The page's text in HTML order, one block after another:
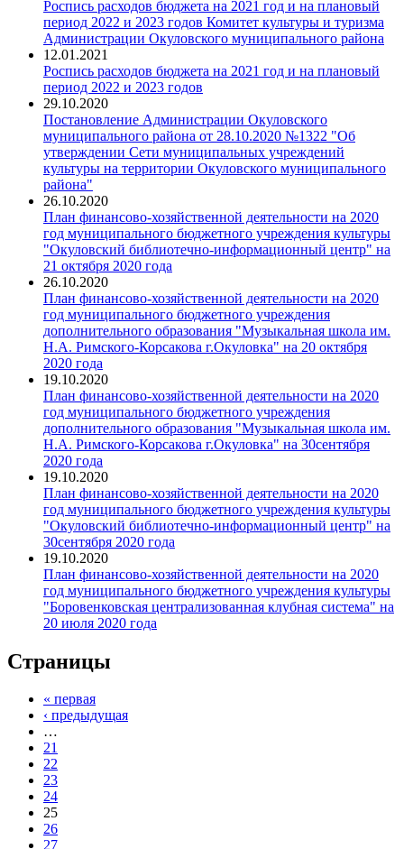
Роспись расходов бюджета на 2021 год и на плановый
период 2022 и 2023 годов Комитет культуры и туризма
Администрации Окуловского муниципального района
12.01.2021
Роспись расходов бюджета на 2021 год и на плановый
период 2022 и 2023 годов
29.10.2020
Постановление Администрации Окуловского
муниципального района от 28.10.2020 №1322 "Об
утверждении Сети муниципальных учреждений
культуры на территории Окуловского муниципального
района"
26.10.2020
План финансово-хозяйственной деятельности на 2020
год муниципального бюджетного учреждения культуры
"Окуловский библиотечно-информационный центр" на
21 октября 2020 года
26.10.2020
План финансово-хозяйственной деятельности на 2020
год муниципального бюджетного учреждения
дополнительного образования "Музыкальная школа им.
Н.А. Римского-Корсакова г.Окуловка" на 20 октября
2020 года
19.10.2020
План финансово-хозяйственной деятельности на 2020
год муниципального бюджетного учреждения
дополнительного образования "Музыкальная школа им.
Н.А. Римского-Корсакова г.Окуловка" на 30сентября
2020 года
19.10.2020
План финансово-хозяйственной деятельности на 2020
год муниципального бюджетного учреждения культуры
"Окуловский библиотечно-информационный центр" на
30сентября 2020 года
19.10.2020
План финансово-хозяйственной деятельности на 2020
год муниципального бюджетного учреждения культуры
"Боровенковская централизованная клубная система" на
20 июля 2020 года
Страницы
« первая
‹ предыдущая
…
21
22
23
24
25
26
27